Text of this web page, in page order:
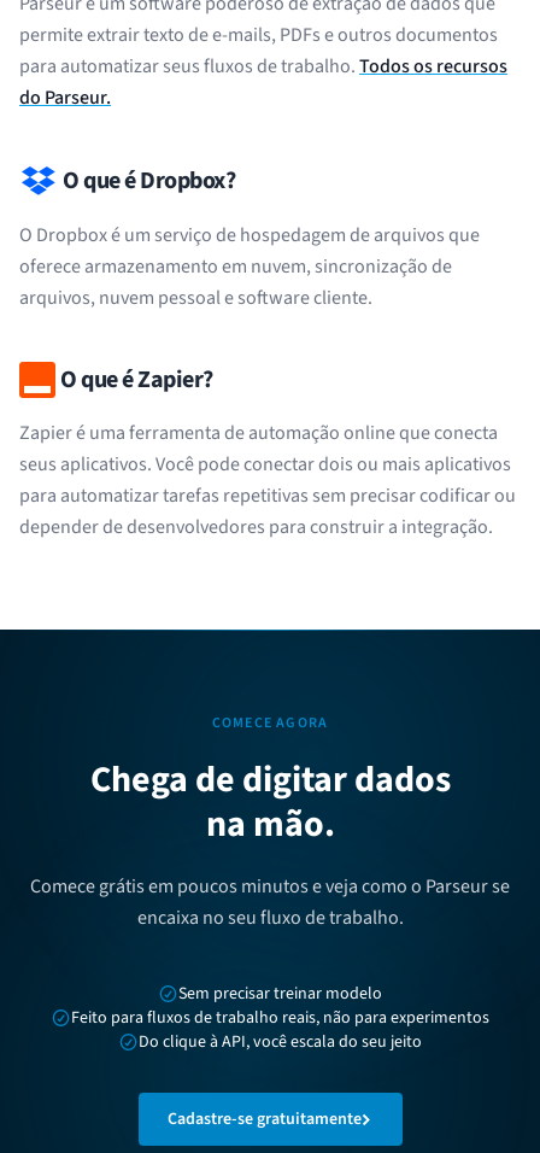
permite extrair texto de e-mails, PDFs e outros documentos
para automatizar seus fluxos de trabalho.Todos os recursos
do Parseur.
O que é Dropbox?
O Dropbox é um serviço de hospedagem de arquivos que
oferece armazenamento em nuvem, sincronização de
arquivos, nuvem pessoal e software cliente.
O que é Zapier?
Zapier é uma ferramenta de automação online que conecta
seus aplicativos. Você pode conectar dois ou mais aplicativos
para automatizar tarefas repetitivas sem precisar codificar ou
depender de desenvolvedores para construir a integração.
COMECE AGORA
Chega de digitar dados
na mão.
Comece grátis em poucos minutos e veja como o Parseur se
encaixa no seu fluxo de trabalho.
Sem precisar treinar modelo
Feito para fluxos de trabalho reais, não para experimentos
Do clique à API, você escala do seu jeito
Cadastre-se gratuitamente